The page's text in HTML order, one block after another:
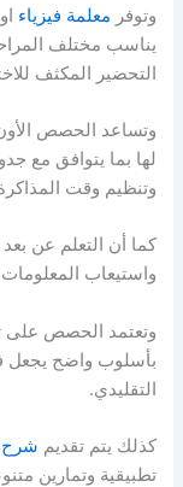
وتوفر معلمة فيزياء
يناسب مختلف
التحضير المكثف
وتساعد الحصص الأون
لها بما يتوافق مع
وتنظيم وقت
كما أن التعلم عن
واستيعاب
وتعتمد الحصص على
بأسلوب واضح يجعل
التقليدي.
كذلك يتم تقديم شرح
تطبيقية وتمارين